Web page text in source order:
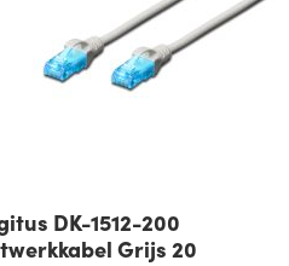
DK-1512-200
Grijs 20